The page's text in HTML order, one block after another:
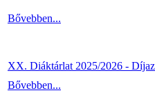
Bővebben...
XX. Diáktárlat 2025/2026 -
Bővebben...